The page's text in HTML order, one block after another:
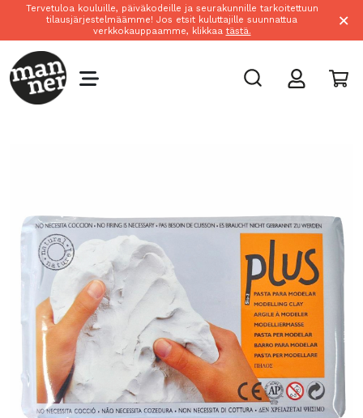
Tervetuloa kouluille, päiväkodeille ja seurakunnille tarkoitettuun
tilausjärjestelmäämme! Jos etsit kuluttajille suunnattua
verkkokauppaamme, klikkaa tästä. ×